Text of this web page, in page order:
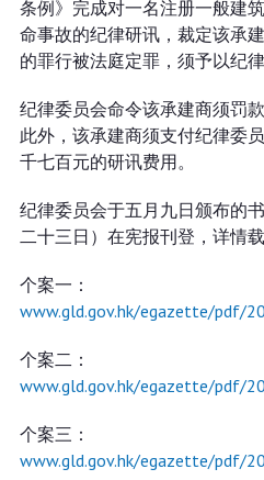
条例》完成对一名注册一般建
命事故的纪律研讯，裁定该承
的罪行被法庭定罪，须予以纪律
纪律委员会命令该承建商须罚
此外，该承建商须支付纪律委
千七百元的研讯费用。
纪律委员会于五月九日颁布的
二十三日）在宪报刊登，详情
个案一：
www.gld.gov.hk/egazette/pdf/
个案二：
www.gld.gov.hk/egazette/pdf/
个案三：
www.gld.gov.hk/egazette/pdf/